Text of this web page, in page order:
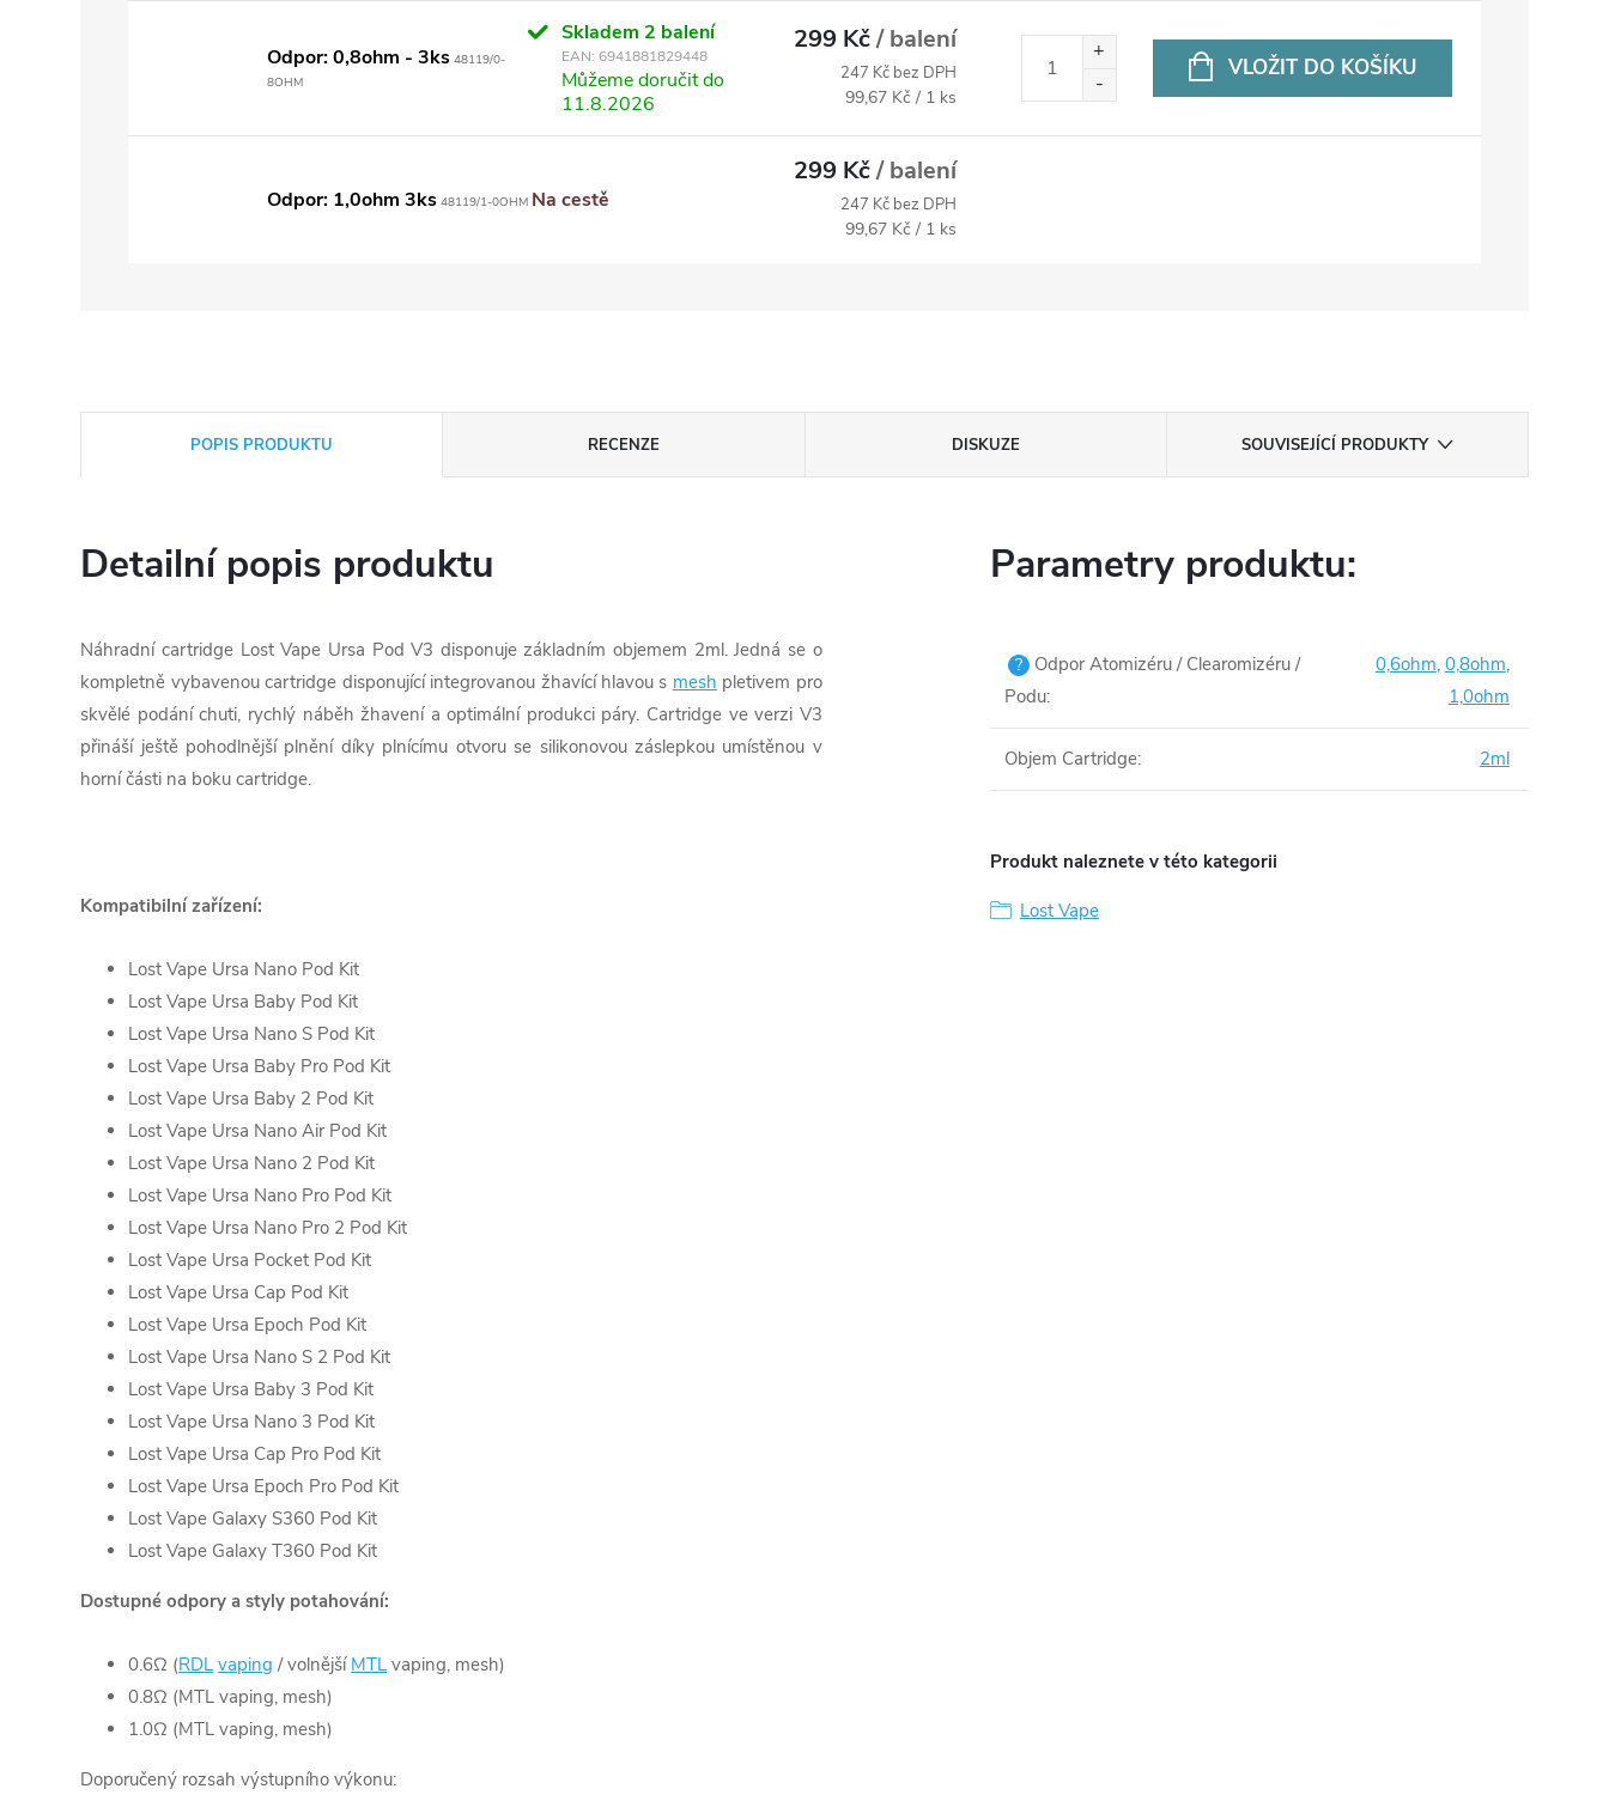
Odpor: 0,8ohm - 3ks 48119/0-
8OHM
Skladem 2 balení
EAN: 6941881829448
Můžeme doručit do
11.8.2026
299 Kč/ balení
247 Kč bez DPH
Měrná
99,67 Kč / 1 ks
VLOŽIT DO KOŠÍKU
Odpor: 1,0ohm 3ks 48119/1-0OHM Na cestě
299 Kč/ balení
247 Kč bez DPH
Měrná
99,67 Kč / 1 ks
POPIS PRODUKTU RECENZE DISKUZE SOUVISEJÍCÍ PRODUKTY
Detailní popis produktu
Náhradní cartridge Lost Vape Ursa Pod V3 disponuje základním objemem 2ml. Jedná se o
kompletně vybavenou cartridge disponující integrovanou žhavící hlavou s mesh pletivem pro
skvělé podání chuti, rychlý náběh žhavení a optimální produkci páry. Cartridge ve verzi V3
přináší ještě pohodlnější plnění díky plnícímu otvoru se silikonovou záslepkou umístěnou v
horní části na boku cartridge.
Kompatibilní zařízení:
Lost Vape Ursa Nano Pod Kit
Lost Vape Ursa Baby Pod Kit
Lost Vape Ursa Nano S Pod Kit
Lost Vape Ursa Baby Pro Pod Kit
Lost Vape Ursa Baby 2 Pod Kit
Lost Vape Ursa Nano Air Pod Kit
Lost Vape Ursa Nano 2 Pod Kit
Lost Vape Ursa Nano Pro Pod Kit
Lost Vape Ursa Nano Pro 2 Pod Kit
Lost Vape Ursa Pocket Pod Kit
Lost Vape Ursa Cap Pod Kit
Lost Vape Ursa Epoch Pod Kit
Lost Vape Ursa Nano S 2 Pod Kit
Lost Vape Ursa Baby 3 Pod Kit
Lost Vape Ursa Nano 3 Pod Kit
Lost Vape Ursa Cap Pro Pod Kit
Lost Vape Ursa Epoch Pro Pod Kit
Lost Vape Galaxy S360 Pod Kit
Lost Vape Galaxy T360 Pod Kit
Dostupné odpory a styly potahování:
0.6Ω (RDL vaping / volnější MTL vaping, mesh)
0.8Ω (MTL vaping, mesh)
1.0Ω (MTL vaping, mesh)
Doporučený rozsah výstupního výkonu:
Parametry produktu:
? Odpor Atomizéru / Clearomizéru /
Podu:
0,6ohm, 0,8ohm,
1,0ohm
Objem Cartridge: 2ml
Produkt naleznete v této kategorii
Lost Vape